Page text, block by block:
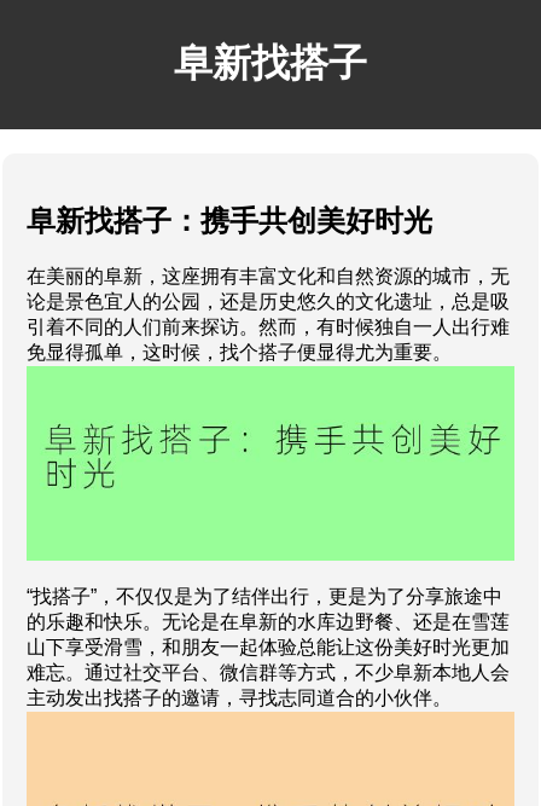
阜新找搭子
阜新找搭子：携手共创美好时光
在美丽的阜新，这座拥有丰富文化和自然资源的城市，无
论是景色宜人的公园，还是历史悠久的文化遗址，总是吸
引着不同的人们前来探访。然而，有时候独自一人出行难
免显得孤单，这时候，找个搭子便显得尤为重要。
“找搭子”，不仅仅是为了结伴出行，更是为了分享旅途中
的乐趣和快乐。无论是在阜新的水库边野餐、还是在雪莲
山下享受滑雪，和朋友一起体验总能让这份美好时光更加
难忘。通过社交平台、微信群等方式，不少阜新本地人会
主动发出找搭子的邀请，寻找志同道合的小伙伴。